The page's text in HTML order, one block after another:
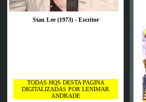
Stan Lee (1973) - Escritor
TODAS HQS DESTA PAGINA
DIGITALIZADAS POR LENIMAR
ANDRADE